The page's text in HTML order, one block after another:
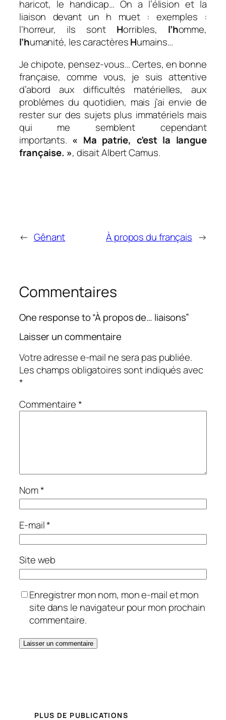
haricot, le handicap… On a l’élision et la
liaison devant un h muet : exemples :
l‘horreur, ils sont Horribles, l’homme,
l’humanité, les caractèresHumains…
Je chipote, pensez-vous… Certes, en bonne
française, comme vous, je suis attentive
d’abord aux difficultés matérielles, aux
problèmes du quotidien, mais j’ai envie de
rester sur des sujets plus immatériels mais
qui me semblent cependant
importants. « Ma patrie, c’est la langue
française. », disait Albert Camus.
← Gênant À propos du français →
Commentaires
One response to “À propos de… liaisons”
Laisser un commentaire
Votre adresse e-mail ne sera pas publiée.
Les champs obligatoires sont indiqués avec
*
Commentaire*
Nom*
E-mail*
Site web
Enregistrer mon nom, mon e-mail et mon
site dans le navigateur pour mon prochain
commentaire.
PLUS DE PUBLICATIONS